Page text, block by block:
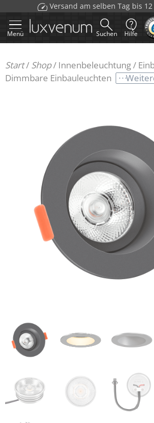
Inhalt
springen
Versand am selben Tag bis
Menü Suchen Hilfe
Start/ Shop/ Innenbeleuchtung/
Dimmbare Einbauleuchten